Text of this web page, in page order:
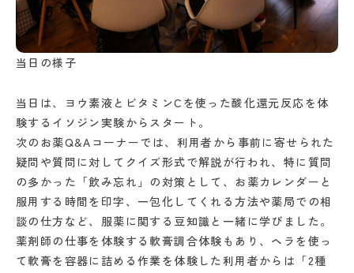
当日の様子
当日は、ヨウ素液とビタミンCを使った酸化還元反応を体
験するイソジン実験からスタート。
次のお薬Q&Aコーナーでは、利用者から事前に寄せられた
疑問や質問に対してクイズ形式で解説が行われ、特に質問
の多かった「飲み忘れ」の対策として、お薬カレンダーと
服用する時間を印字、一包化してくれる方法や薬局での相
談の仕方など、服薬に関する豆知識と一緒に学びました。
薬剤師の仕事を体験する軟膏調合体験もあり、ヘラを使っ
て軟膏を容器に詰める作業を体験した利用者からは「2種